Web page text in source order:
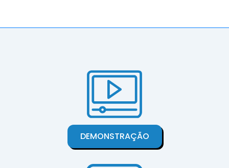
DEMONSTRAÇÃO